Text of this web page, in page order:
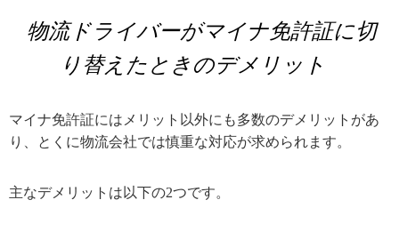
物流ドライバーがマイナ免許証に切
り替えたときのデメリット
マイナ免許証にはメリット以外にも多数のデメリットがあ
り、とくに物流会社では慎重な対応が求められます。
主なデメリットは以下の2つです。